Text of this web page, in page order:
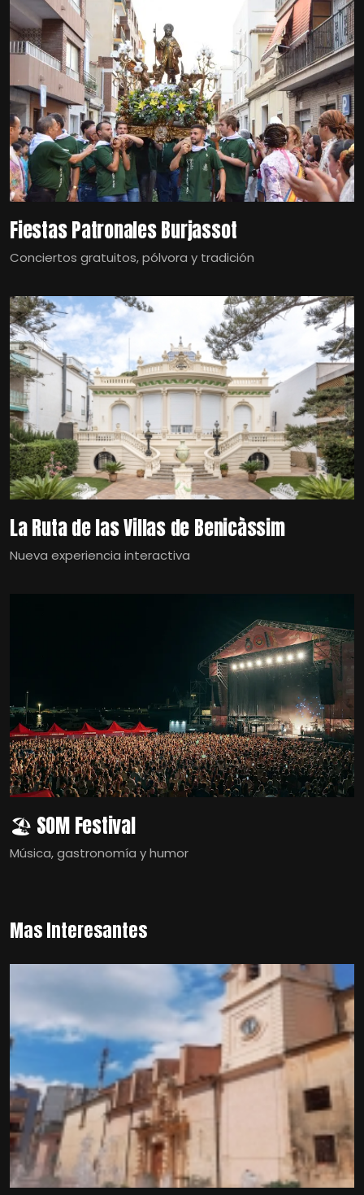
Fiestas Patronales Burjassot
Conciertos gratuitos, pólvora y tradición
La Ruta de las Villas de Benicàssim
Nueva experiencia interactiva
🏖️ SOM Festival
Música, gastronomía y humor
Mas Interesantes